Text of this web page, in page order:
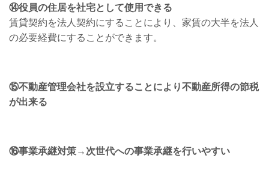
⑭役員の住居を社宅として使用できる
賃貸契約を法人契約にすることにより、家賃の大半を法人
の必要経費にすることができます。
⑮不動産管理会社を設立することにより不動産所得の節税
が出来る
⑯事業承継対策→ 次世代への事業承継を行いやすい